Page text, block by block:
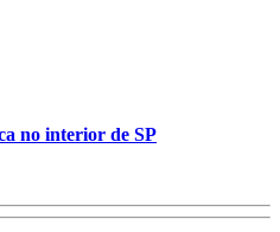
no interior de SP